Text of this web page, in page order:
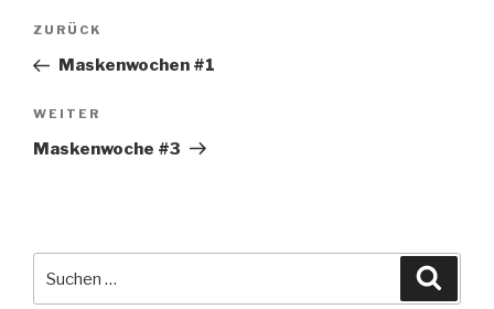
Beitragsnavigation
Vorheriger
Beitrag
ZURÜCK
Maskenwochen #1
Nächster
Beitrag
WEITER
Maskenwoche #3
nach: